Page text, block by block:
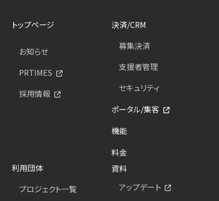
トップページ
お知らせ
PRTIMES
採用情報
決済/CRM
募集決済
支援者管理
セキュリティ
ポータル/集客
機能
料金
利用団体
プロジェクト一覧
資料
アップデート